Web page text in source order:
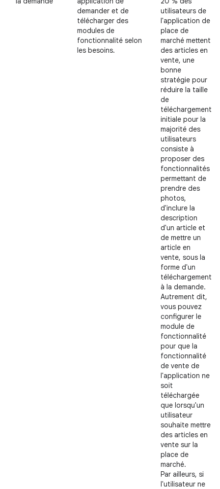
demander et de
télécharger des
modules de
fonctionnalité selon
les besoins.
utilisateurs de
l'application de
place de
marché mettent
des articles en
vente, une
bonne
stratégie pour
réduire la taille
de
téléchargement
initiale pour la
majorité des
utilisateurs
consiste à
proposer des
fonctionnalités
permettant de
prendre des
photos,
d'inclure la
description
d'un article et
de mettre un
article en
vente, sous la
forme d'un
téléchargement
à la demande.
Autrement dit,
vous pouvez
configurer le
module de
fonctionnalité
pour que la
fonctionnalité
de vente de
l'application ne
soit
téléchargée
que lorsqu'un
utilisateur
souhaite mettre
des articles en
vente sur la
place de
marché.
Par ailleurs, si
l'utilisateur ne